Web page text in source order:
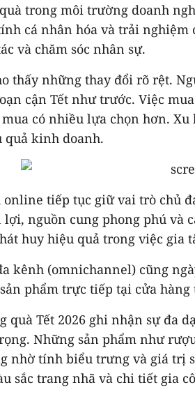
trong môi trường doanh
cá nhân hóa và trải
và chăm sóc nhân sự.
thấy những thay đổi rõ rệt.
cận Tết như trước. Việc
có nhiều lựa chọn hơn.
quả kinh doanh.
tiếp tục giữ vai trò chủ
nguồn cung phong phú
huy hiệu quả trong việc
kênh (omnichannel) cũng
phẩm trực tiếp tại cửa
Tết 2026 ghi nhận sự đa
Những sản phẩm như
nhờ tính biểu trưng và giá trị
sắc trang nhã và chi tiết gia